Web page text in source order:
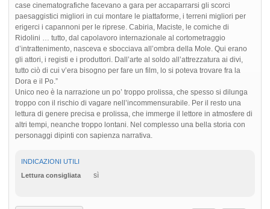
case cinematografiche facevano a gara per accaparrarsi gli scorci
paesaggistici migliori in cui montare le piattaforme, i terreni migliori per
erigerci i capannoni per le riprese. Cabiria, Maciste, le comiche di
Ridolini … tutto, dal capolavoro internazionale al cortometraggio
d’intrattenimento, nasceva e sbocciava all’ombra della Mole. Qui erano
gli attori, i registi e i produttori. Dall’arte al soldo all’attrezzatura ai divi,
tutto ciò di cui v’era bisogno per fare un film, lo si poteva trovare fra la
Dora e il Po.”
Unico neo è la narrazione un po’ troppo prolissa, che spesso si dilunga
troppo con il rischio di vagare nell’incommensurabile. Per il resto una
lettura di genere precisa e prolissa, che immerge il lettore in atmosfere di
altri tempi, neanche troppo lontani. Nel complesso una bella storia con
personaggi dipinti con sapienza narrativa.
INDICAZIONI UTILI
Lettura consigliata
sì